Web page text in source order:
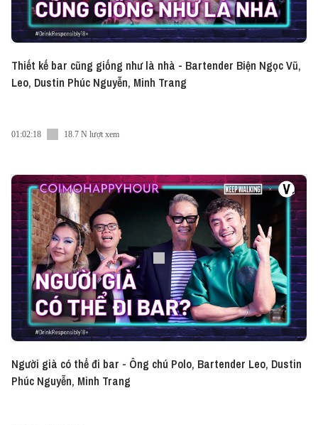
Thiết kế bar cũng giống như là nhà - Bartender Biện Ngọc Vũ,
Leo, Dustin Phúc Nguyễn, Minh Trang
01:02:18 18.7 N lượt xem
Người già có thể đi bar - Ông chú Polo, Bartender Leo, Dustin
Phúc Nguyễn, Minh Trang